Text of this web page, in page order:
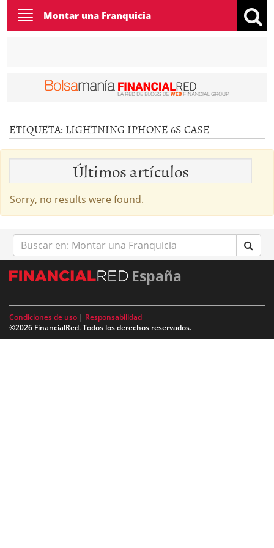
Toggle
navigation
Montar una Franquicia
ETIQUETA: LIGHTNING IPHONE 6S CASE
Últimos artículos
Sorry, no results were found.
Buscar
en:
España
Condiciones de uso | Responsabilidad
©2026 FinancialRed. Todos los derechos reservados.